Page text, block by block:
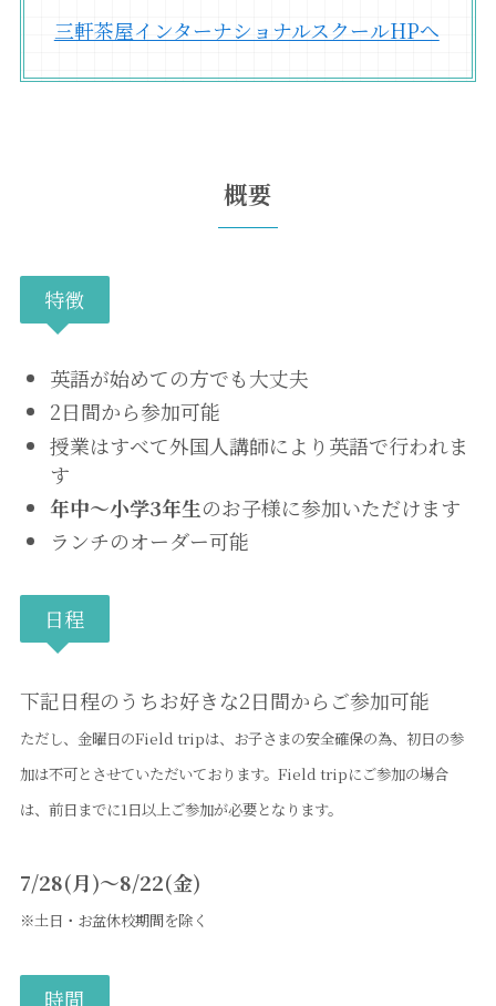
三軒茶屋インターナショナルスクールHPへ
概要
特徴
英語が始めての方でも大丈夫
2日間から参加可能
授業はすべて外国人講師により英語で行われま
す
年中～小学3年生のお子様に参加いただけます
ランチのオーダー可能
日程
下記日程のうちお好きな2日間からご参加可能
ただし、金曜日のField tripは、お子さまの安全確保の為、初日の参
加は不可とさせていただいております。Field tripにご参加の場合
は、前日までに1日以上ご参加が必要となります。
7/28(月)～8/22(金)
※土日・お盆休校期間を除く
時間